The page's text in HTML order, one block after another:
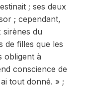
; ses deux
; cependant,
sirènes du
de filles que les
obligent à
conscience de
tout donné. » ;